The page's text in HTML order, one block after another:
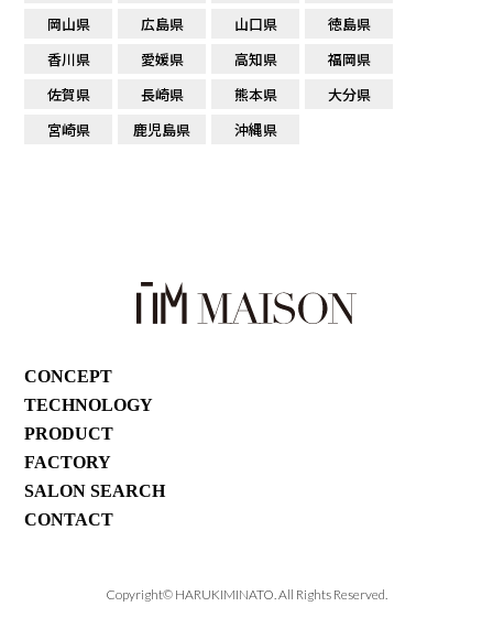
岡山県
広島県 山口県
徳島県
香川県
愛媛県 高知県
福岡県
佐賀県
長崎県 熊本県
大分県
宮崎県
鹿児島県 沖縄県
CONCEPT
TECHNOLOGY
PRODUCT
FACTORY
SALON SEARCH
CONTACT
Copyright©︎ HARUKIMINATO. All Rights Reserved.